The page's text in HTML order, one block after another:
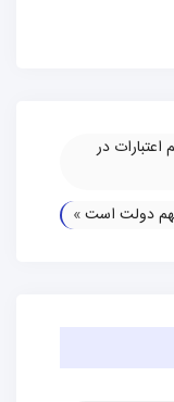
اعتبارات در
دولت است»